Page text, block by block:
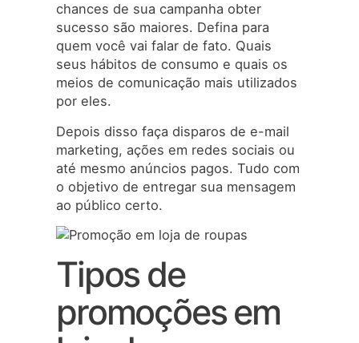
chances de sua campanha obter
sucesso são maiores. Defina para
quem você vai falar de fato. Quais
seus hábitos de consumo e quais os
meios de comunicação mais utilizados
por eles.
Depois disso faça disparos de e-mail
marketing, ações em redes sociais ou
até mesmo anúncios pagos. Tudo com
o objetivo de entregar sua mensagem
ao público certo.
Tipos de
promoções em